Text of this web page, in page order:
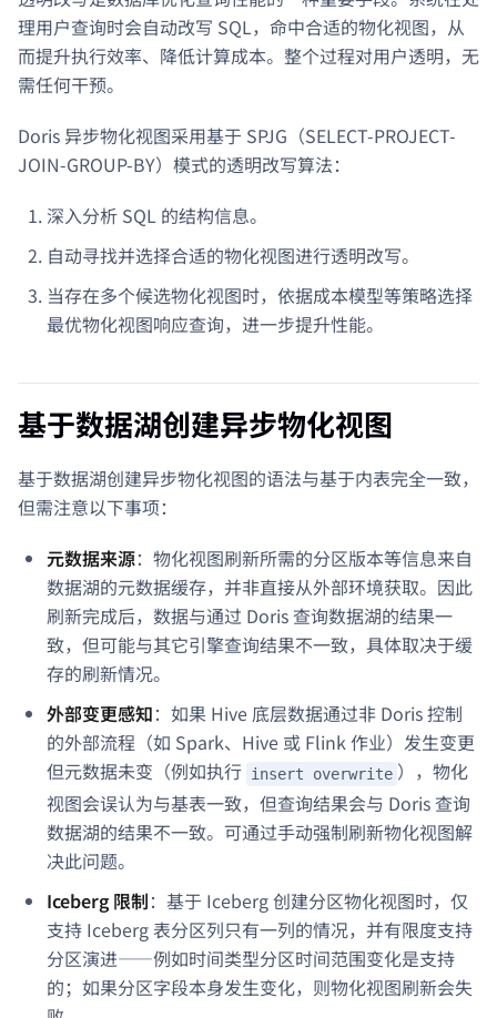
理用户查询时会自动改写 SQL，命中合适的物化视图，从
而提升执行效率、降低计算成本。整个过程对用户透明，无
需任何干预。
Doris 异步物化视图采用基于 SPJG（SELECT-PROJECT-
JOIN-GROUP-BY）模式的透明改写算法：
深入分析 SQL 的结构信息。
自动寻找并选择合适的物化视图进行透明改写。
当存在多个候选物化视图时，依据成本模型等策略选择
最优物化视图响应查询，进一步提升性能。
基于数据湖创建异步物化视图
基于数据湖创建异步物化视图的语法与基于内表完全一致，
但需注意以下事项：
元数据来源：物化视图刷新所需的分区版本等信息来自
数据湖的元数据缓存，并非直接从外部环境获取。因此
刷新完成后，数据与通过 Doris 查询数据湖的结果一
致，但可能与其它引擎查询结果不一致，具体取决于缓
存的刷新情况。
外部变更感知：如果 Hive 底层数据通过非 Doris 控制
的外部流程（如 Spark、Hive 或 Flink 作业）发生变更
但元数据未变（例如执行 insert overwrite ），物化
视图会误认为与基表一致，但查询结果会与 Doris 查询
数据湖的结果不一致。可通过手动强制刷新物化视图解
决此问题。
Iceberg 限制：基于 Iceberg 创建分区物化视图时，仅
支持 Iceberg 表分区列只有一列的情况，并有限度支持
分区演进——例如时间类型分区时间范围变化是支持
的；如果分区字段本身发生变化，则物化视图刷新会失